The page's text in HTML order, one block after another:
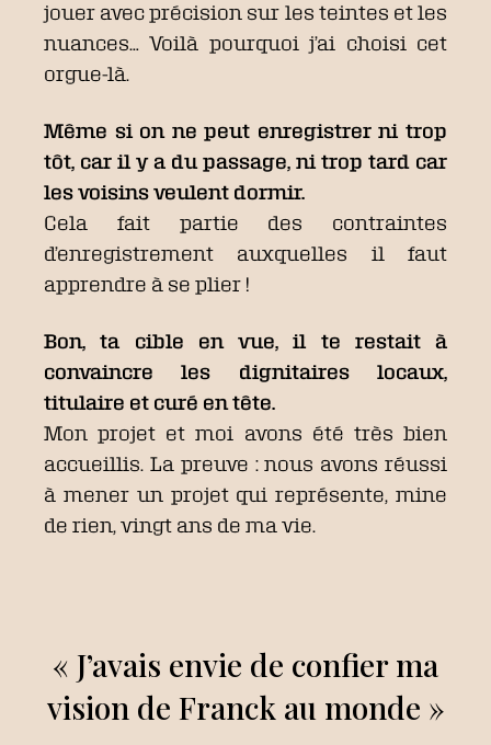
jouer avec précision sur les teintes et les
nuances… Voilà pourquoi j’ai choisi cet
orgue-là.
Même si on ne peut enregistrer ni trop
tôt, car il y a du passage, ni trop tard car
les voisins veulent dormir.
Cela fait partie des contraintes
d’enregistrement auxquelles il faut
apprendre à se plier !
Bon, ta cible en vue, il te restait à
convaincre les dignitaires locaux,
titulaire et curé en tête.
Mon projet et moi avons été très bien
accueillis. La preuve : nous avons réussi
à mener un projet qui représente, mine
de rien, vingt ans de ma vie.
« J’avais envie de confier ma
vision de Franck au monde »